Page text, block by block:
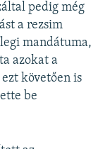
pedig még
a rezsim
mandátuma,
azokat a
követően is
be